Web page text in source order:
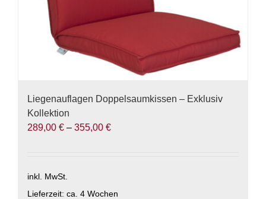
werden
Liegenauflagen Doppelsaumkissen – Exklusiv
Kollektion
289,00 € – 355,00 €
inkl. MwSt.
Lieferzeit: ca. 4 Wochen